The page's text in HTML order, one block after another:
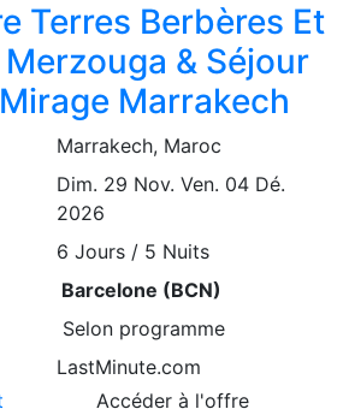
Terres Berbères Et
& Séjour
Marrakech
Marrakech, Maroc
Dim. 29 Nov. Ven. 04 Dé.
2026
6 Jours / 5 Nuits
Barcelone (BCN)
Selon programme
LastMinute.com
Accéder à l'offre